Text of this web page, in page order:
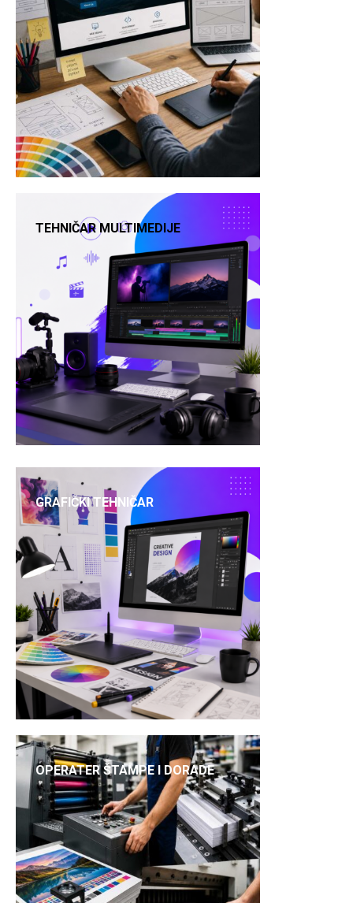
TEHNIČAR MULTIMEDIJE
GRAFIČKI TEHNIČAR
OPERATER ŠTAMPE I DORADE